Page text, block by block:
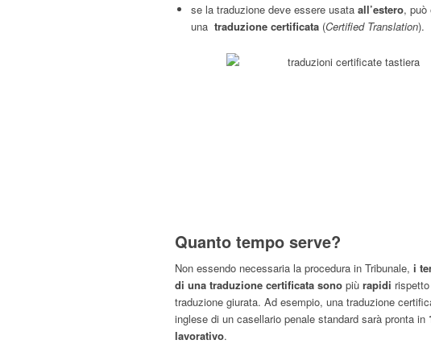
se la traduzione deve essere usata all’estero, può
una traduzione certificata (Certified Translation).
Quanto tempo serve?
Non essendo necessaria la procedura in Tribunale, i
di una traduzione certificata sono più rapidi
traduzione giurata. Ad esempio, una traduzione
inglese di un casellario penale standard sarà pronta in
lavorativo.